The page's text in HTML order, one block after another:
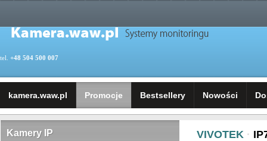
tel. +48 504 500 007
kamera.waw.pl Promocje Bestsellery Nowości
Kamery IP VIVOTEK ·